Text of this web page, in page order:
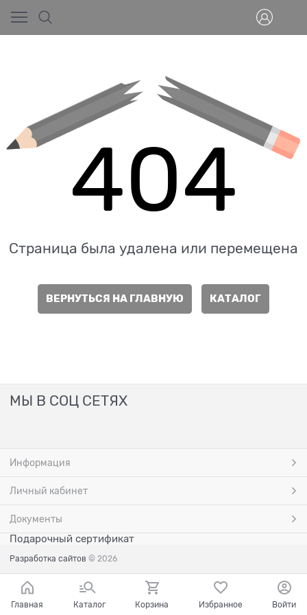
404
Страница была удалена или перемещена
ВЕРНУТЬСЯ НА ГЛАВНУЮ КАТАЛОГ
МЫ В СОЦ СЕТЯХ
Информация
Личный кабинет
Документы
Подарочный сертификат
Разработка сайтов © 2026
Главная Каталог Корзина Избранное Войти